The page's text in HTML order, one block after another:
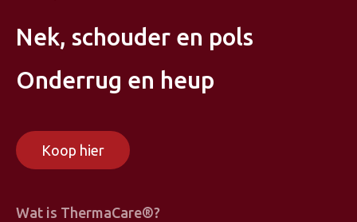
Nek, schouder en pols
Onderrug en heup
Koop hier
Meny
Wat is ThermaCare®?